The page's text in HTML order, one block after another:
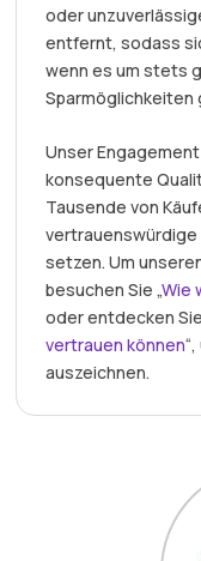
oder
entfernt, sodass
wenn es um stets
Sparmöglichkeiten
Unser
konsequente
Tausende von
setzen. Um
besuchen Sie „Wie
oder entdecken
vertrauen können
auszeichnen.